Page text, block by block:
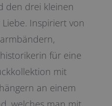
den drei kleinen
Inspiriert von
für eine
mit
an einem